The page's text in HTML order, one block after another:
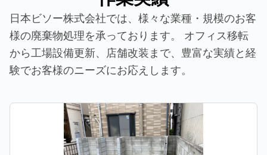
日本ビソー株式会社では、様々な業種・規模のお客
様の廃棄物処理を承っております。 オフィス移転
から工場設備更新、店舗改装まで、豊富な実績と経
験でお客様のニーズにお応えします。